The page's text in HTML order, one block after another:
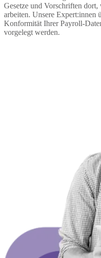
Gesetze und Vorschriften
arbeiten. Unsere Expert:innen
Konformität Ihrer Payroll-
vorgelegt werden.